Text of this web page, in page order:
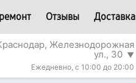
Отзывы Доставка
Железнодорожная
ул., 30 ▼
Ежедневно, с 10:00 до 20:00